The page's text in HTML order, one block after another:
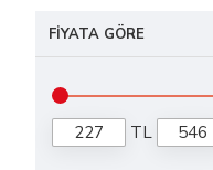
FIYATA GÖRE
TL